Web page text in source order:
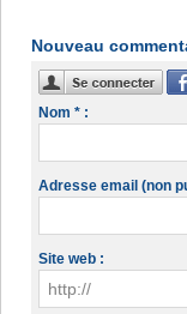
Nouveau
Nom * :
Adresse email (non
Site web :